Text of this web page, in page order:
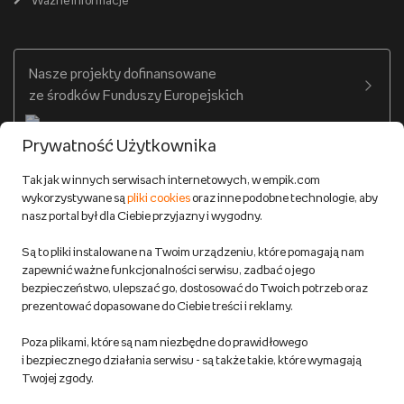
Zakupy hurtowe
Zwroty
Reklamacje
Regulamin empik.com
Pozostałe Regulaminy Empiku
Polityka prywatności empik.com
Do 100 zł na pierwsze zakupy w aplikacji. Pobierz i
korzystaj z kodów zniżkowych.Dowiedz się więcej
Nasze projekty dofinansowane
ze środków Funduszy Europejskich
Prywatność Użytkownika
Tak jak w innych serwisach internetowych, w empik.com
wykorzystywane sąpliki cookiesoraz inne podobne technologie, aby
nasz portal był dla Ciebie przyjazny i wygodny.
Są to pliki instalowane na Twoim urządzeniu, które pomagają nam
zapewnić ważne funkcjonalności serwisu, zadbać o jego
bezpieczeństwo, ulepszać go, dostosować do Twoich potrzeb oraz
prezentować dopasowane do Ciebie treści i reklamy.
Poza plikami, które są nam niezbędne do prawidłowego
i bezpiecznego działania serwisu - są także takie, które wymagają
Twojej zgody.